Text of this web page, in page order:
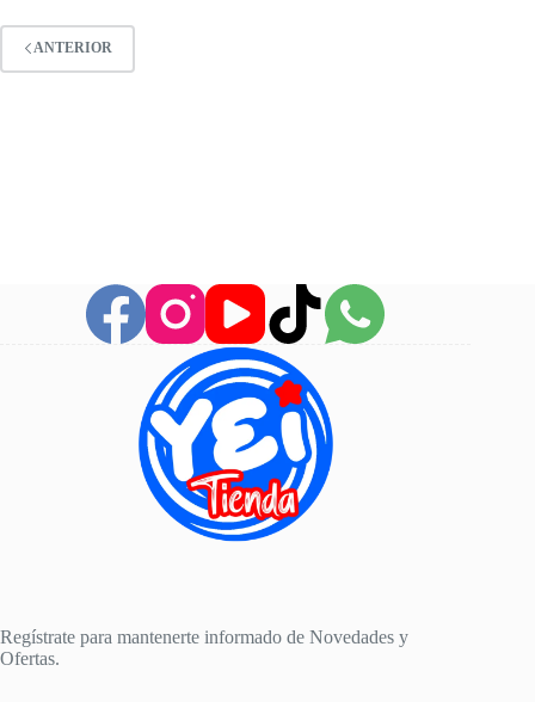
ANTERIOR
Regístrate para mantenerte informado de Novedades y
Ofertas.